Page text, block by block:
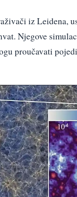
iz Leidena,
Njegove
proučavati